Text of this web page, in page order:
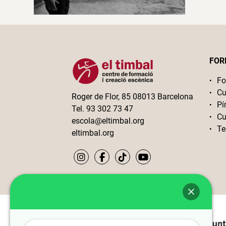
Roger de Flor, 85 08013 Barcelona
Tel. 93 302 73 47
escola@eltimbal.org
eltimbal.org